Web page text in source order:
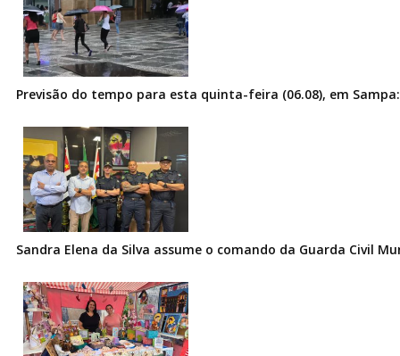
Previsão do tempo para esta quinta-feira (06.08), em
Sandra Elena da Silva assume o comando da Guarda Civil